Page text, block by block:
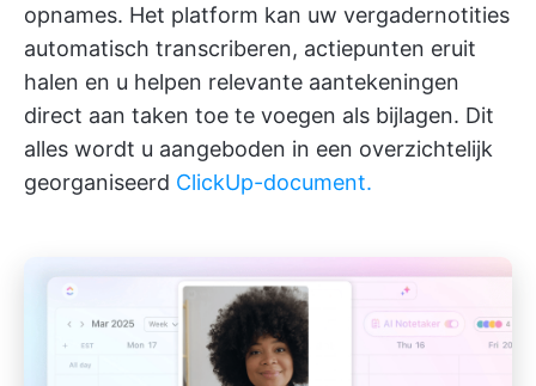
opnames. Het platform kan uw vergadernotities
automatisch transcriberen, actiepunten eruit
halen en u helpen relevante aantekeningen
direct aan taken toe te voegen als bijlagen. Dit
alles wordt u aangeboden in een overzichtelijk
georganiseerd ClickUp-document.